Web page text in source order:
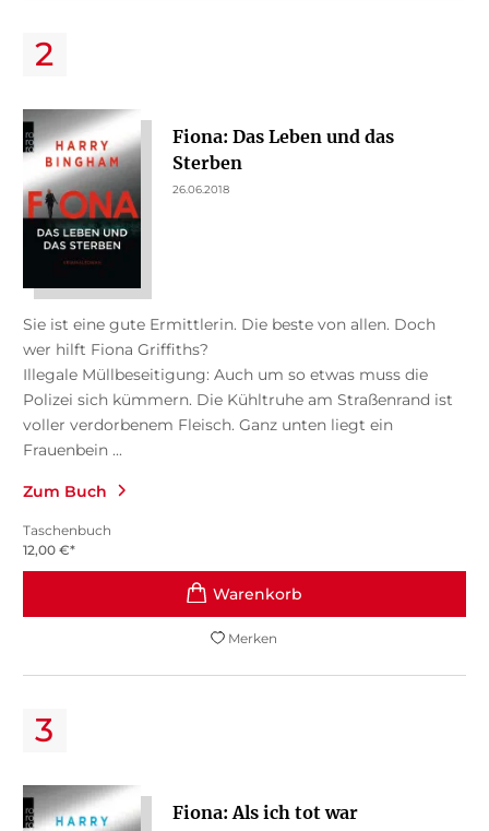
Fiona: Das Leben und das
Sterben
26.06.2018
Sie ist eine gute Ermittlerin. Die beste von allen. Doch
wer hilft Fiona Griffiths?
Illegale Müllbeseitigung: Auch um so etwas muss die
Polizei sich kümmern. Die Kühltruhe am Straßenrand ist
voller verdorbenem Fleisch. Ganz unten liegt ein
Frauenbein ...
Zum Buch
Taschenbuch
12,00 €*
Merken
Fiona: Als ich tot war